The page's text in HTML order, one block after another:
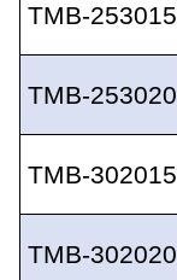
TMB-253015
TMB-253020
TMB-302015
TMB-302020